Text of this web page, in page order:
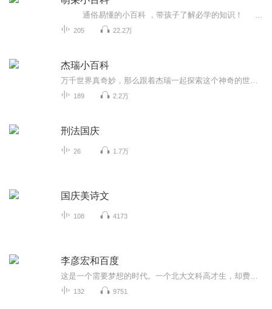
205 22.2万
杰瑞小百科
189 2.2万
刑法国庆
26 1.7万
国庆美诗文
108 4173
李彦宏和百度
132 9751